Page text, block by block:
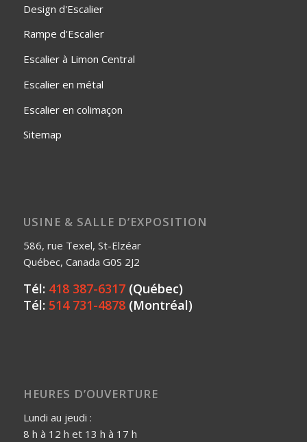
Design d'Escalier
Rampe d'Escalier
Escalier à Limon Central
Escalier en métal
Escalier en colimaçon
Sitemap
USINE & SALLE D’EXPOSITION
586, rue Texel, St-Elzéar
Québec, Canada G0S 2J2
Tél: 418 387-6317(Québec)
Tél: 514 731-4878(Montréal)
HEURES D’OUVERTURE
Lundi au jeudi :
8 h à 12 h et 13 h à 17 h